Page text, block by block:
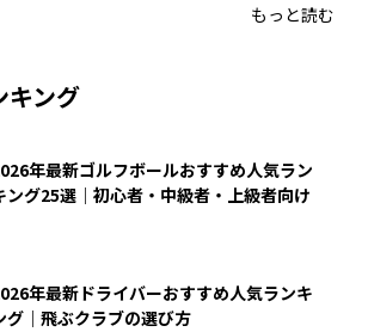
もっと読む
キング
年最新ゴルフボールおすすめ人気ラン
ング25選｜初心者・中級者・上級者向け
年最新ドライバーおすすめ人気ランキ
グ｜飛ぶクラブの選び方